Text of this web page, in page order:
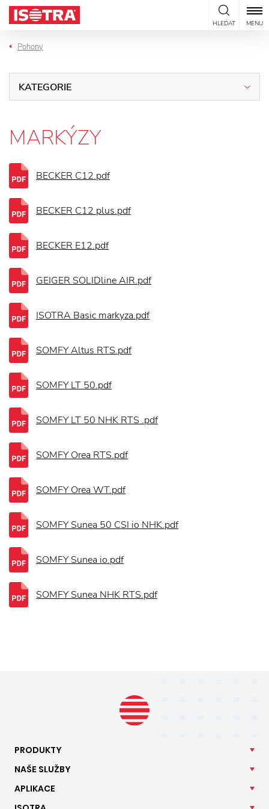
Přeskočit na obsah
HLEDAT MENU
Pohony
KATEGORIE
MARKÝZY
BECKER C12.pdf
BECKER C12 plus.pdf
BECKER E12.pdf
GEIGER SOLIDline AIR.pdf
ISOTRA Basic markyza.pdf
SOMFY Altus RTS.pdf
SOMFY LT 50.pdf
SOMFY LT 50 NHK RTS .pdf
SOMFY Orea RTS.pdf
SOMFY Orea WT.pdf
SOMFY Sunea 50 CSI io NHK.pdf
SOMFY Sunea io.pdf
SOMFY Sunea NHK RTS.pdf
PRODUKTY
NAŠE SLUŽBY
APLIKACE